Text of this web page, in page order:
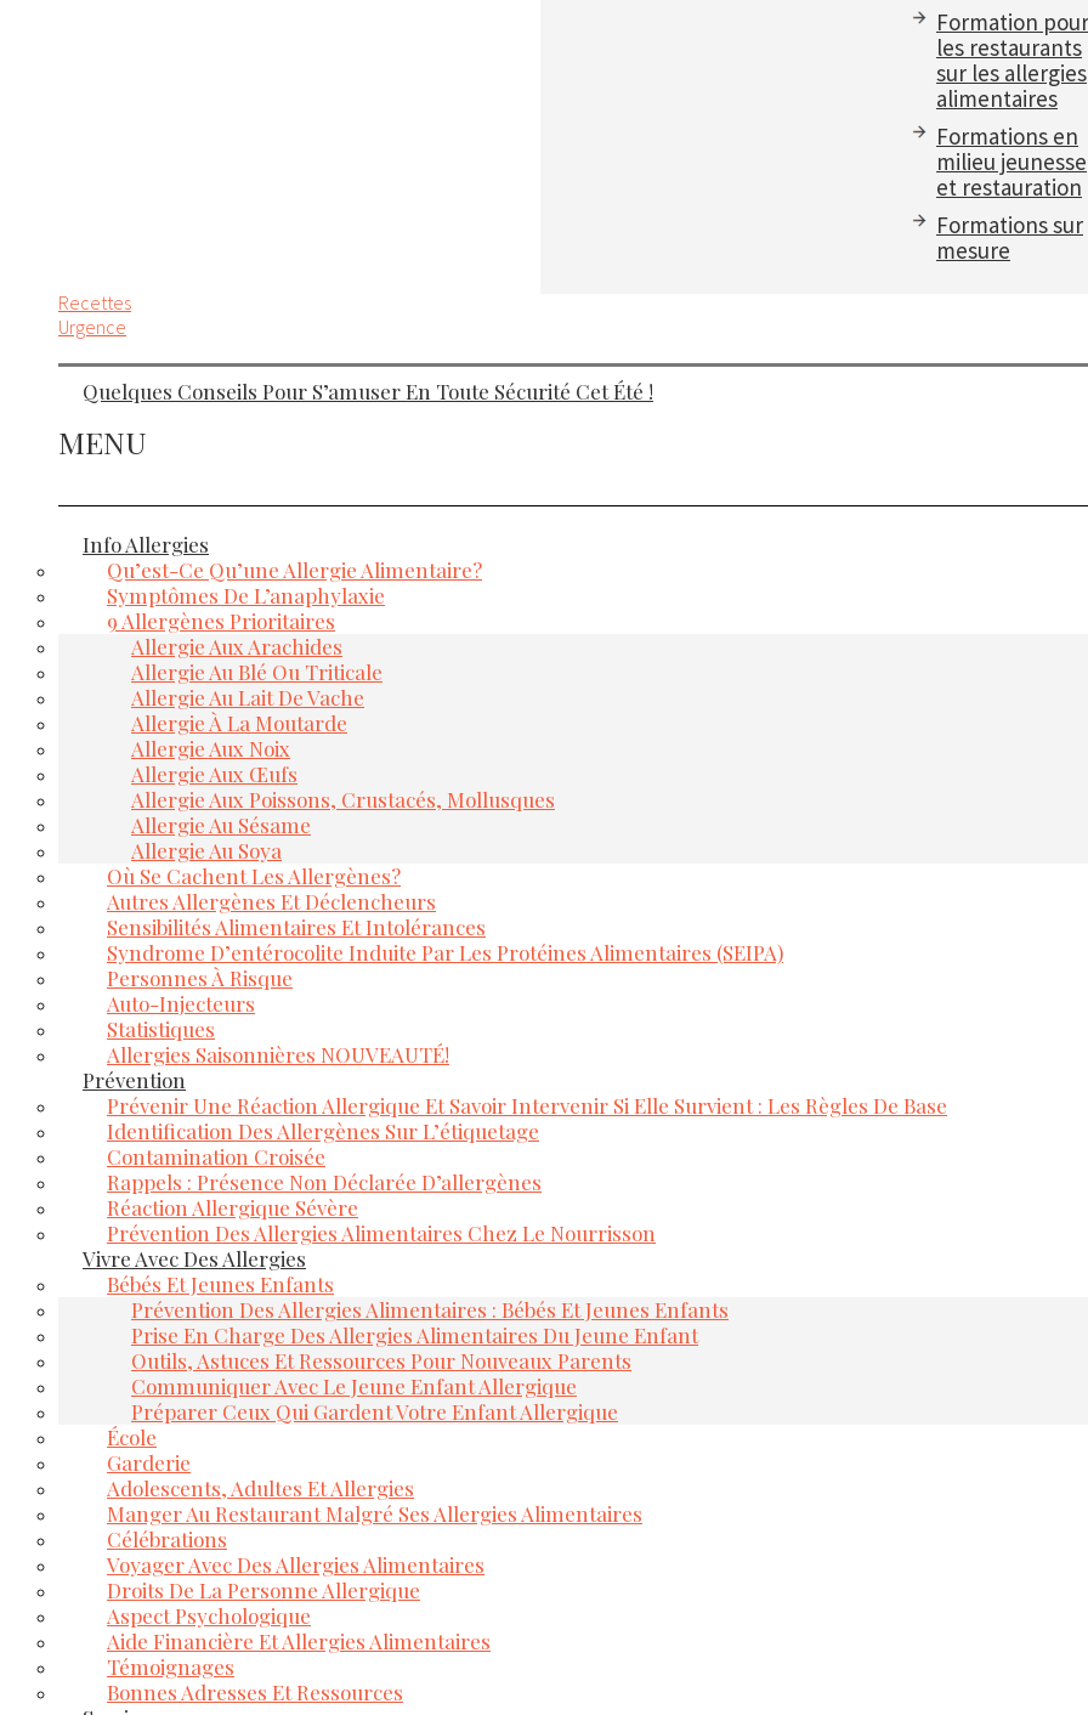
Formation pour
les restaurants
sur les allergies
alimentaires
Formations en
milieu jeunesse
et restauration
Formations sur
mesure
Recettes
Urgence
Quelques Conseils Pour S’amuser En Toute Sécurité Cet Été !
MENU
Info Allergies
Qu’est-Ce Qu’une Allergie Alimentaire?
Symptômes De L’anaphylaxie
9 Allergènes Prioritaires
Allergie Aux Arachides
Allergie Au Blé Ou Triticale
Allergie Au Lait De Vache
Allergie À La Moutarde
Allergie Aux Noix
Allergie Aux Œufs
Allergie Aux Poissons, Crustacés, Mollusques
Allergie Au Sésame
Allergie Au Soya
Où Se Cachent Les Allergènes?
Autres Allergènes Et Déclencheurs
Sensibilités Alimentaires Et Intolérances
Syndrome D’entérocolite Induite Par Les Protéines Alimentaires (SEIPA)
Personnes À Risque
Auto-Injecteurs
Statistiques
Allergies Saisonnières NOUVEAUTÉ!
Prévention
Prévenir Une Réaction Allergique Et Savoir Intervenir Si Elle Survient : Les Règles De Base
Identification Des Allergènes Sur L’étiquetage
Contamination Croisée
Rappels : Présence Non Déclarée D’allergènes
Réaction Allergique Sévère
Prévention Des Allergies Alimentaires Chez Le Nourrisson
Vivre Avec Des Allergies
Bébés Et Jeunes Enfants
Prévention Des Allergies Alimentaires : Bébés Et Jeunes Enfants
Prise En Charge Des Allergies Alimentaires Du Jeune Enfant
Outils, Astuces Et Ressources Pour Nouveaux Parents
Communiquer Avec Le Jeune Enfant Allergique
Préparer Ceux Qui Gardent Votre Enfant Allergique
École
Garderie
Adolescents, Adultes Et Allergies
Manger Au Restaurant Malgré Ses Allergies Alimentaires
Célébrations
Voyager Avec Des Allergies Alimentaires
Droits De La Personne Allergique
Aspect Psychologique
Aide Financière Et Allergies Alimentaires
Témoignages
Bonnes Adresses Et Ressources